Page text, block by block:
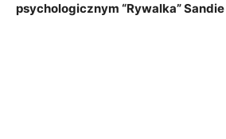
psychologicznym “Rywalka”